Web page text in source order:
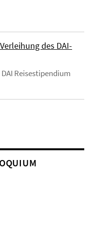
des DAI-
Reisestipendium